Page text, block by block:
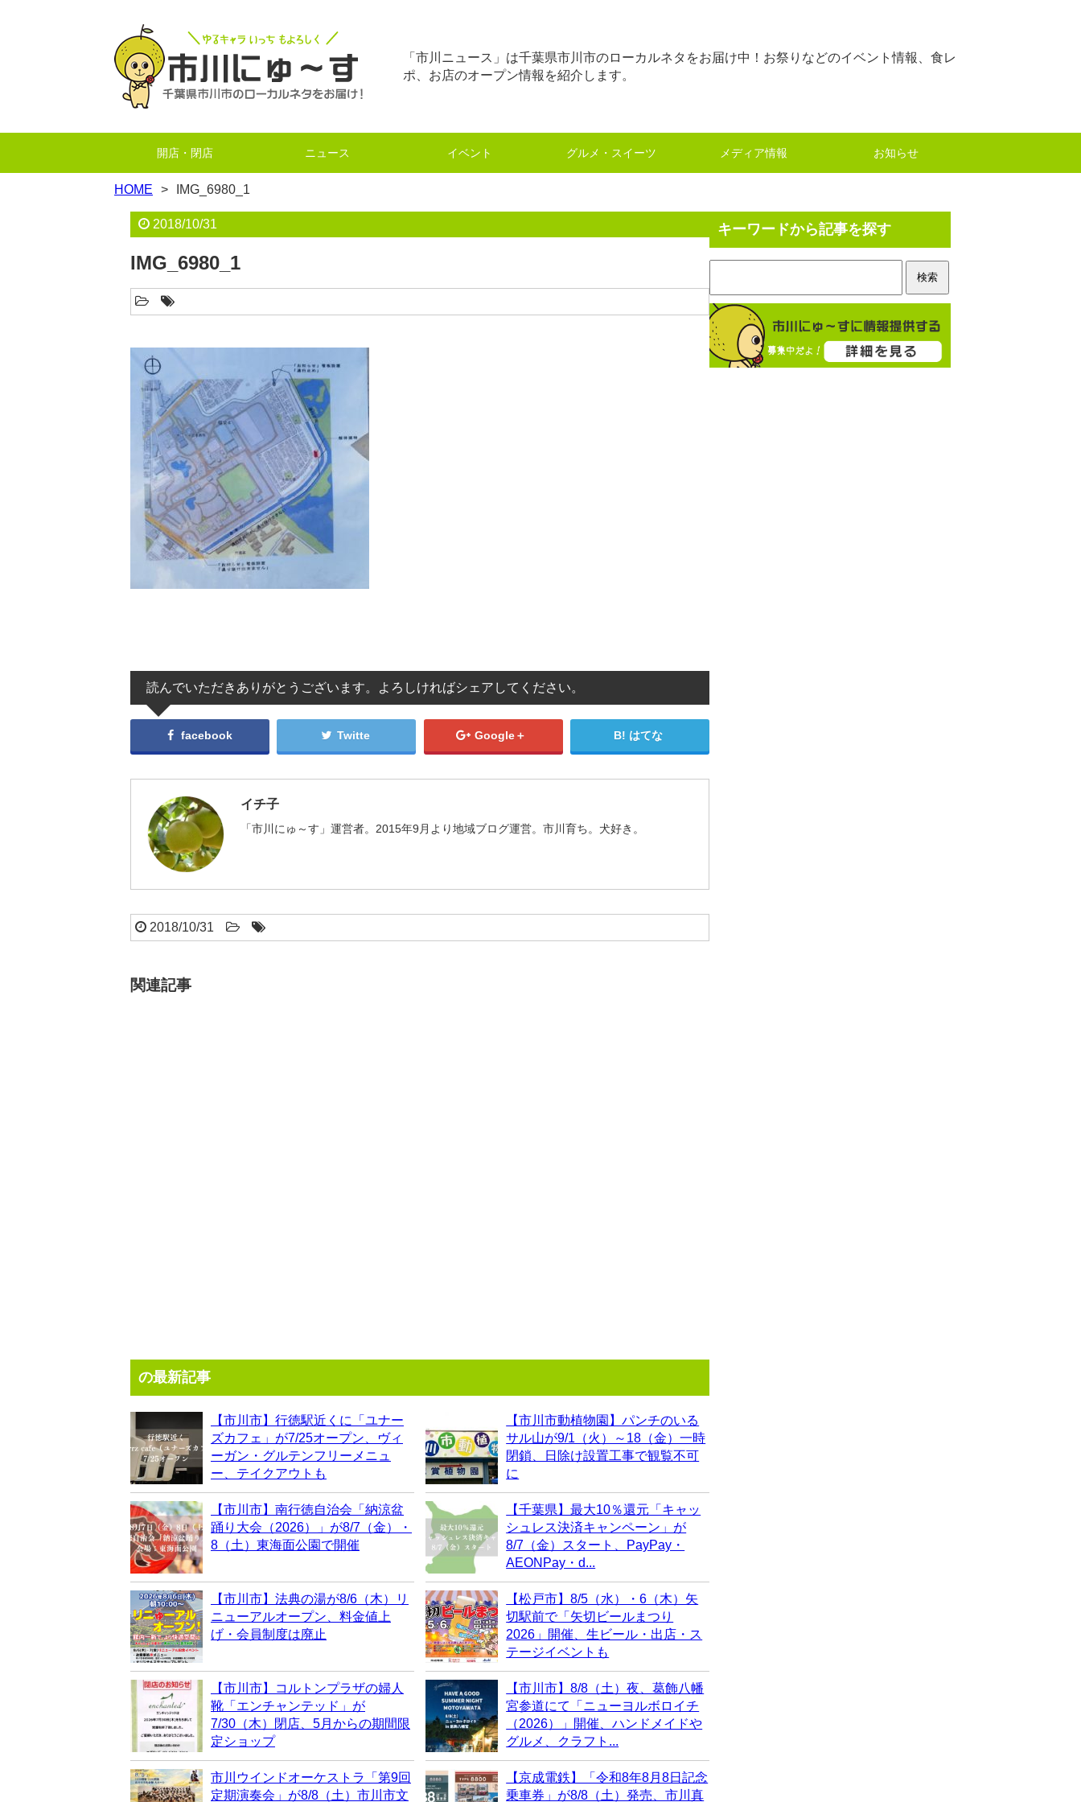
「市川ニュース」は千葉県市川市のローカルネタをお届け中！お祭りなどのイベント情報、食レ
ポ、お店のオープン情報を紹介します。
開店・閉店 ニュース イベント グルメ・スイーツ メディア情報 お知らせ
HOME IMG_6980_1
2018/10/31
IMG_6980_1
読んでいただきありがとうございます。よろしければシェアしてください。
facebook Twitte Google＋ はてな
イチ子
「市川にゅ～す」運営者。2015年9月より地域ブログ運営。市川育ち。犬好き。
2018/10/31
関連記事
の最新記事
【市川市】行徳駅近くに「ユナー
ズカフェ」が7/25オープン、ヴィ
ーガン・グルテンフリーメニュ
ー、テイクアウトも
【市川市動植物園】パンチのいる
サル山が9/1（火）～18（金）一時
閉鎖、日除け設置工事で観覧不可
に
【市川市】南行徳自治会「納涼盆
踊り大会（2026）」が8/7（金）・
8（土）東海面公園で開催
【千葉県】最大10％還元「キャッ
シュレス決済キャンペーン」が
8/7（金）スタート、PayPay・
AEONPay・d...
【市川市】法典の湯が8/6（木）リ
ニューアルオープン、料金値上
げ・会員制度は廃止
【松戸市】8/5（水）・6（木）矢
切駅前で「矢切ビールまつり
2026」開催、生ビール・出店・ス
テージイベントも
【市川市】コルトンプラザの婦人
靴「エンチャンテッド」が
7/30（木）閉店、5月からの期間限
定ショップ
【市川市】8/8（土）夜、葛飾八幡
宮参道にて「ニューヨルボロイチ
（2026）」開催、ハンドメイドや
グルメ、クラフト...
市川ウインドオーケストラ「第9回
定期演奏会」が8/8（土）市川市文
【京成電鉄】「令和8年8月8日記念
乗車券」が8/8（土）発売、市川真
キーワードから記事を探す